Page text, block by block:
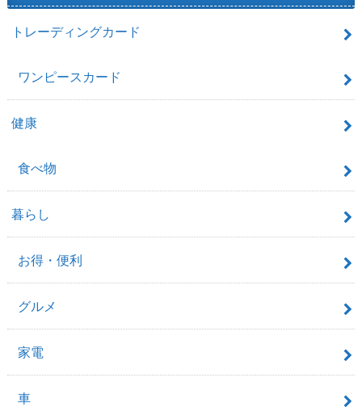
トレーディングカード
ワンピースカード
健康
食べ物
暮らし
お得・便利
グルメ
家電
車